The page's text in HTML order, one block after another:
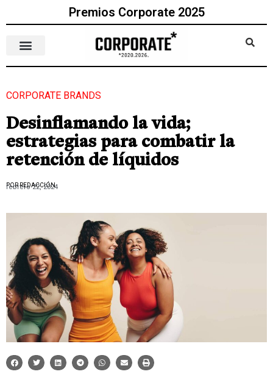
Premios Corporate 2025
CORPORATE BRANDS
Desinflamando la vida;
estrategias para combatir la
retención de líquidos
POR REDACCIÓN
febrero 22, 2024